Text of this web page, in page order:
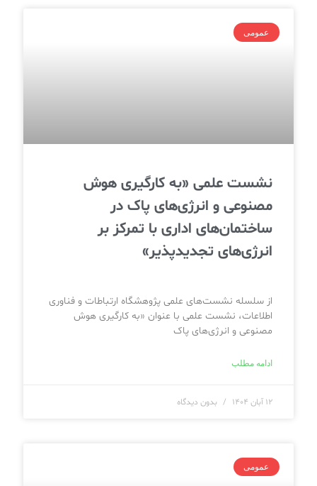
عمومی
نشست علمی «به کارگیری هوش
مصنوعی و انرژی‌های پاک در
ساختمان‌های اداری با تمرکز بر
انرژی‌های تجدیدپذیر»
از سلسله نشست‌های علمی پژوهشگاه ارتباطات و فناوری
اطلاعات، نشست علمی با عنوان «به کارگیری هوش
مصنوعی و انرژی‌های پاک
ادامه مطلب
۱۲ آبان ۱۴۰۴ بدون دیدگاه
عمومی